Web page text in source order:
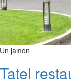
Un jamón
Tatel